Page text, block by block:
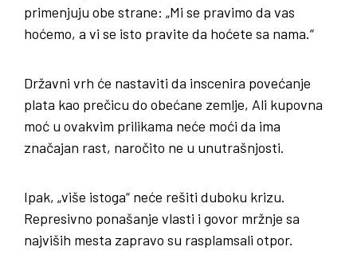
primenjuju obe strane: „Mi se pravimo da vas
hoćemo, a vi se isto pravite da hoćete sa nama.“
Državni vrh će nastaviti da inscenira povećanje
plata kao prečicu do obećane zemlje, Ali kupovna
moć u ovakvim prilikama neće moći da ima
značajan rast, naročito ne u unutrašnjosti.
Ipak, „više istoga“ neće rešiti duboku krizu.
Represivno ponašanje vlasti i govor mržnje sa
najviših mesta zapravo su rasplamsali otpor.